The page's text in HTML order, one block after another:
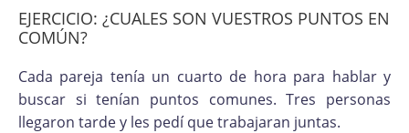
EJERCICIO: ¿CUALES SON VUESTROS PUNTOS EN
COMÚN?
Cada pareja tenía un cuarto de hora para hablar y
buscar si tenían puntos comunes. Tres personas
llegaron tarde y les pedí que trabajaran juntas.